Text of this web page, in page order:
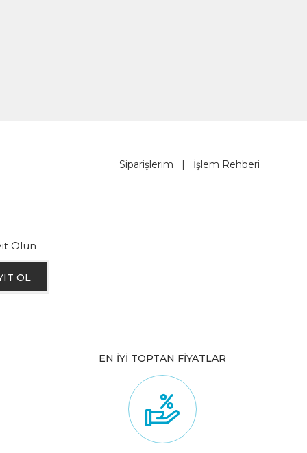
Siparişlerim | İşlem Rehberi
Olun
OL
EN İYİ TOPTAN FİYATLAR